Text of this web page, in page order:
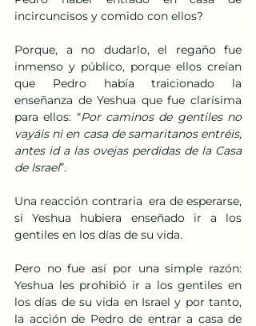
incircuncisos y comido con ellos?
Porque, a no dudarlo, el regaño fue
inmenso y público, porque ellos creían
que Pedro había traicionado la
enseñanza de Yeshua que fue clarísima
para ellos: “Por caminos de gentiles no
vayáis ni en casa de samaritanos entréis,
antes id a las ovejas perdidas de la Casa
de Israel”.
Una reacción contraria  era de esperarse,
si Yeshua hubiera enseñado ir a los
gentiles en los días de su vida.
Pero no fue así por una simple razón:
Yeshua les prohibió ir a los gentiles en
los días de su vida en Israel y por tanto,
la acción de Pedro de entrar a casa de